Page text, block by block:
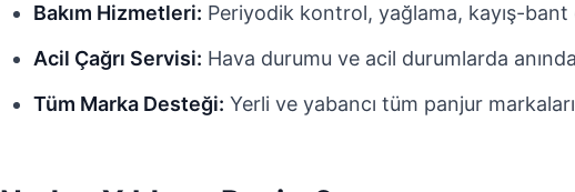
Bakım Hizmetleri: Periyodik kontrol, yağlama, kayış-bant
Acil Çağrı Servisi: Hava durumu ve acil durumlarda
Tüm Marka Desteği: Yerli ve yabancı tüm panjur